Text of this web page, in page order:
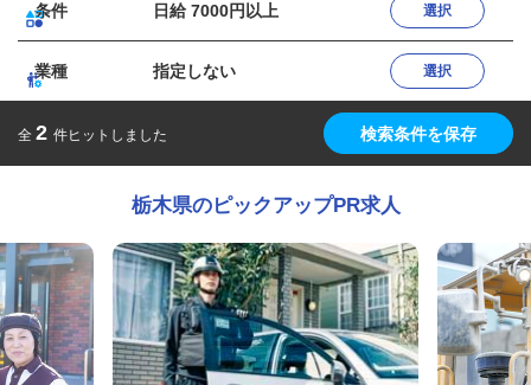
条件 日給 7000円以上 選択
業種 指定しない 選択
全 2 件ヒットしました 検索条件を保存
栃木県のピックアップPR求人